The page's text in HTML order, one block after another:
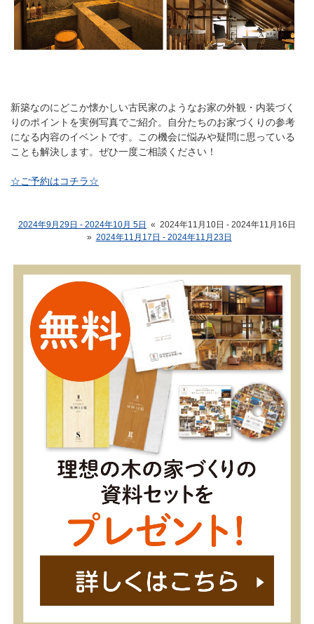
新築なのにどこか懐かしい古民家のようなお家の外観・内装づく
りのポイントを実例写真でご紹介。自分たちのお家づくりの参考
になる内容のイベントです。この機会に悩みや疑問に思っている
ことも解決します。ぜひ一度ご相談ください！
☆ご予約はコチラ☆
2024年9月29日 - 2024年10月 5日 « 2024年11月10日 - 2024年11月16日
» 2024年11月17日 - 2024年11月23日